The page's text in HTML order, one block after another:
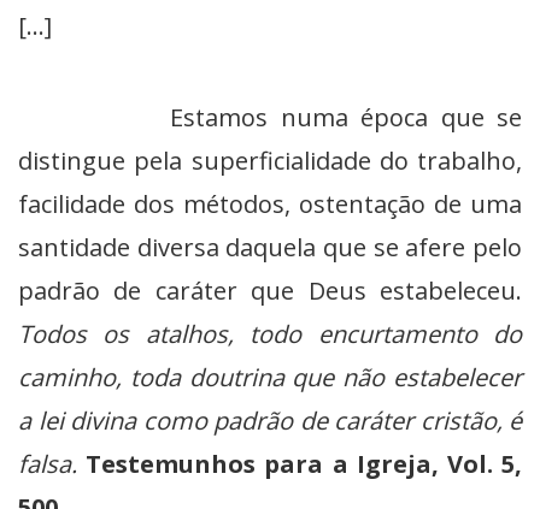
Estamos numa época que se
distingue pela superficialidade do trabalho,
facilidade dos métodos, ostentação de uma
santidade diversa daquela que se afere pelo
padrão de caráter que Deus estabeleceu.
Todos os atalhos, todo encurtamento do
caminho, toda doutrina que não estabelecer
a lei divina como padrão de caráter cristão, é
falsa. Testemunhos para a Igreja, Vol. 5,